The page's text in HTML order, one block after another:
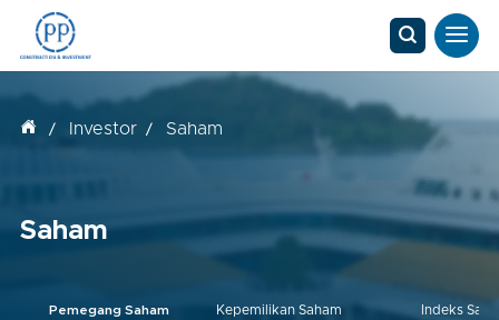
/ Investor / Saham
Saham
Pemegang Saham
Kepemilikan Saham
Indeks